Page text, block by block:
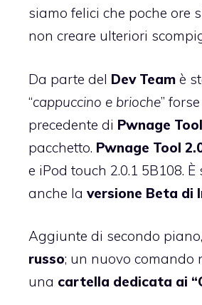
siamo felici che poche ore
non creare ulteriori
Da parte del Dev Team è
“cappuccino e brioche”
precedente di Pwnage Tool
pacchetto. Pwnage Tool
e iPod touch 2.0.1 5B108.
anche la versione Beta di
Aggiunte di secondo
russo; un nuovo comando
una cartella dedicata ai